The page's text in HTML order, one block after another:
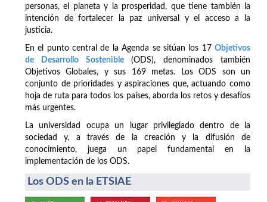
personas, el planeta y la prosperidad, que tiene también la
intención de fortalecer la paz universal y el acceso a la
justicia.
En el punto central de la Agenda se sitúan los 17 Objetivos
de Desarrollo Sostenible(ODS), denominados también
Objetivos Globales, y sus 169 metas. Los ODS son un
conjunto de prioridades y aspiraciones que, actuando como
hoja de ruta para todos los países, aborda los retos y desafíos
más urgentes.
La universidad ocupa un lugar privilegiado dentro de la
sociedad y, a través de la creación y la difusión de
conocimiento, juega un papel fundamental en la
implementación de los ODS.
Los ODS en la ETSIAE